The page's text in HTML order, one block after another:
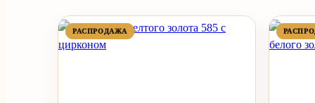
РАСПРОДАЖА ПРОДАВАЕМЫЙ
ТОВАР
РАСПРОДАЖА ПРОДАВАЕМЫЙ
ТОВАР